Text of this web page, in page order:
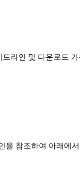
라인 및 다운로드
을 참조하여 아래에